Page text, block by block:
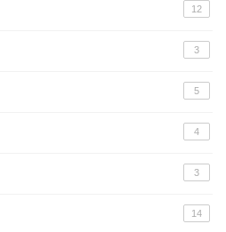
12
3
5
4
3
14